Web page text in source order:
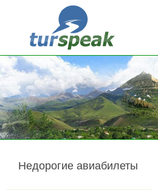
Перейти к основному содержанию
Недорогие авиабилеты